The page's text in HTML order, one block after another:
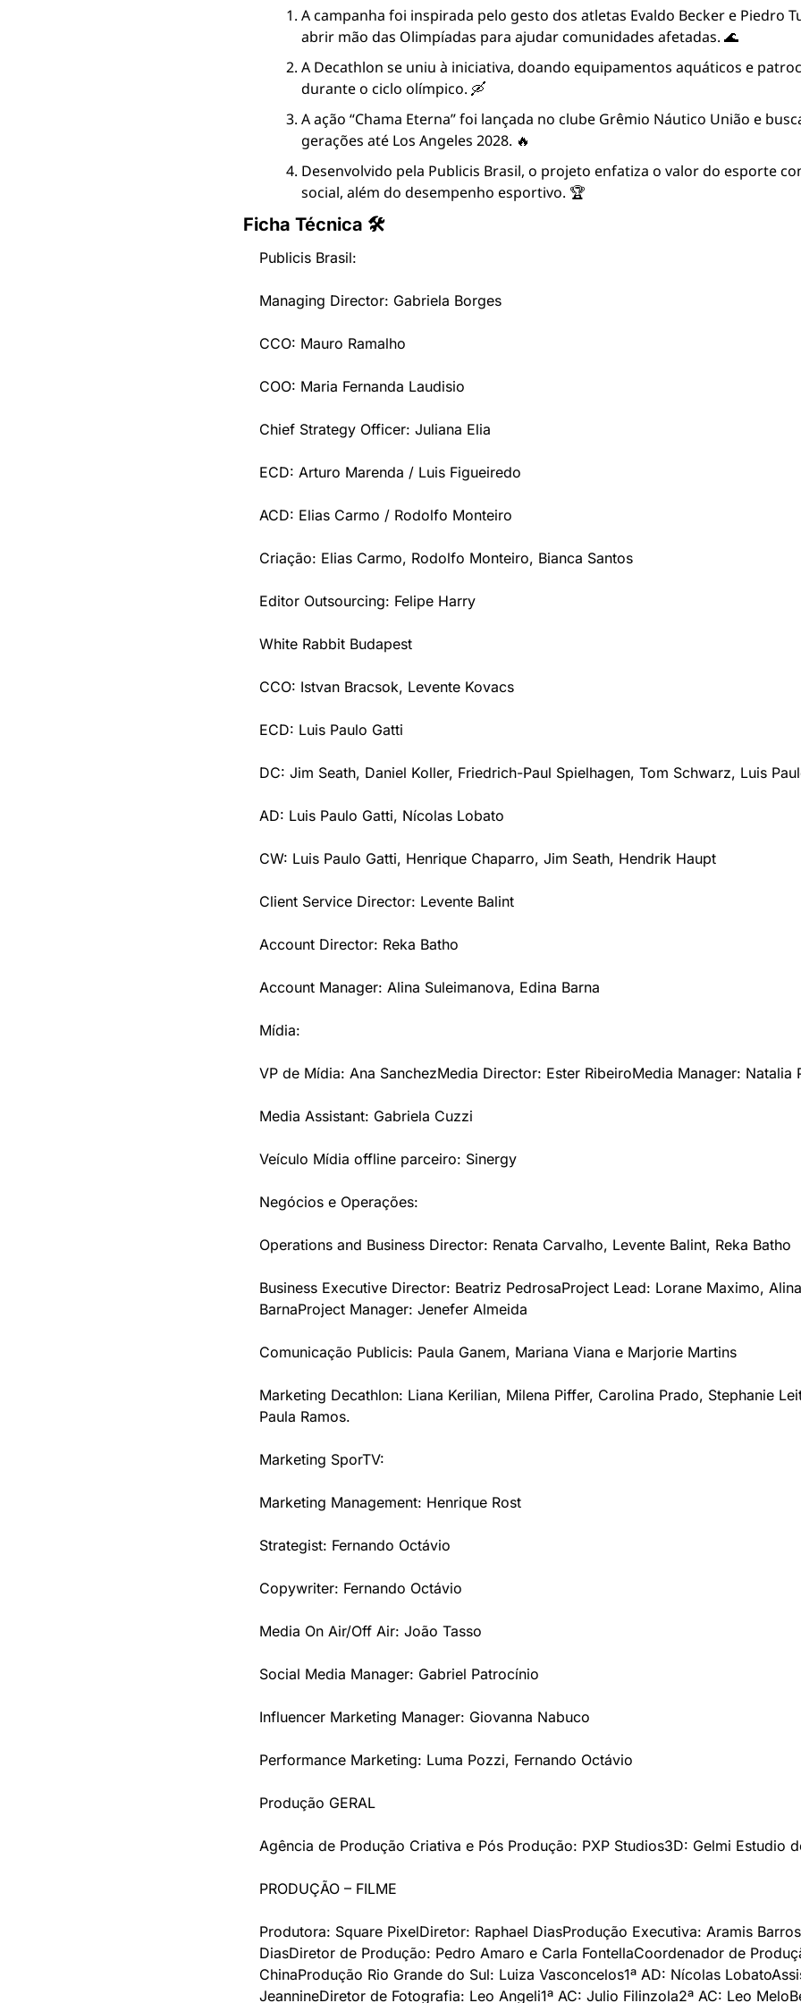
A campanha foi inspirada pelo gesto dos atletas Evaldo Becker e Piedro
abrir mão das Olimpíadas para ajudar comunidades afetadas. 🌊
A Decathlon se uniu à iniciativa, doando equipamentos aquáticos e
durante o ciclo olímpico. 🛶
A ação “Chama Eterna” foi lançada no clube Grêmio Náutico União e
gerações até Los Angeles 2028. 🔥
Desenvolvido pela Publicis Brasil, o projeto enfatiza o valor do esporte
social, além do desempenho esportivo. 🏆
Ficha Técnica 🛠
Publicis Brasil:
Managing Director: Gabriela Borges
CCO: Mauro Ramalho
COO: Maria Fernanda Laudisio
Chief Strategy Officer: Juliana Elia
ECD: Arturo Marenda / Luis Figueiredo
ACD: Elias Carmo / Rodolfo Monteiro
Criação: Elias Carmo, Rodolfo Monteiro, Bianca Santos
Editor Outsourcing: Felipe Harry
White Rabbit Budapest
CCO: Istvan Bracsok, Levente Kovacs
ECD: Luis Paulo Gatti
DC: Jim Seath, Daniel Koller, Friedrich-Paul Spielhagen, Tom Schwarz, Luis
AD: Luis Paulo Gatti, Nícolas Lobato
CW: Luis Paulo Gatti, Henrique Chaparro, Jim Seath, Hendrik Haupt
Client Service Director: Levente Balint
Account Director: Reka Batho
Account Manager: Alina Suleimanova, Edina Barna
Mídia:
VP de Mídia: Ana SanchezMedia Director: Ester RibeiroMedia Manager: Natalia
Media Assistant: Gabriela Cuzzi
Veículo Mídia offline parceiro: Sinergy
Negócios e Operações:
Operations and Business Director: Renata Carvalho, Levente Balint, Reka Batho
Business Executive Director: Beatriz PedrosaProject Lead: Lorane Maximo,
BarnaProject Manager: Jenefer Almeida
Comunicação Publicis: Paula Ganem, Mariana Viana e Marjorie Martins
Marketing Decathlon: Liana Kerilian, Milena Piffer, Carolina Prado, Stephanie
Paula Ramos.
Marketing SporTV:
Marketing Management: Henrique Rost
Strategist: Fernando Octávio
Copywriter: Fernando Octávio
Media On Air/Off Air: João Tasso
Social Media Manager: Gabriel Patrocínio
Influencer Marketing Manager: Giovanna Nabuco
Performance Marketing: Luma Pozzi, Fernando Octávio
Produção GERAL
Agência de Produção Criativa e Pós Produção: PXP Studios3D: Gelmi Estudio
PRODUÇÃO – FILME
Produtora: Square PixelDiretor: Raphael DiasProdução Executiva: Aramis
DiasDiretor de Produção: Pedro Amaro e Carla FontellaCoordenador de
ChinaProdução Rio Grande do Sul: Luiza Vasconcelos1ª AD: Nícolas Lobato
JeannineDiretor de Fotografia: Leo Angeli1ª AC: Julio Filinzola2ª AC: Leo Melo